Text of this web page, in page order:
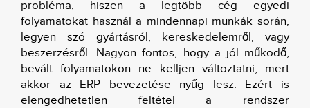
probléma, hiszen a legtöbb cég egyedi
folyamatokat használ a mindennapi munkák során,
legyen szó gyártásról, kereskedelemről, vagy
beszerzésről. Nagyon fontos, hogy a jól működő,
bevált folyamatokon ne kelljen változtatni, mert
akkor az ERP bevezetése nyűg lesz. Ezért is
elengedhetetlen feltétel a rendszer